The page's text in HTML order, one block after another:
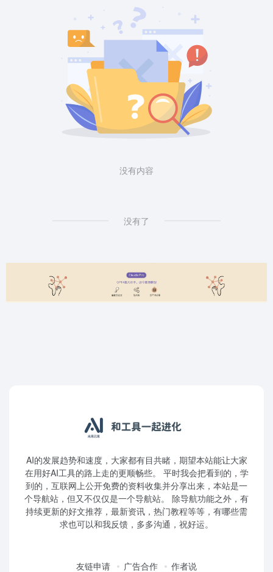
没有内容
没有了
AI的发展趋势和速度，大家都有目共睹，期望本站能让大家
在用好AI工具的路上走的更顺畅些。 平时我会把看到的，学
到的，互联网上公开免费的资料收集并分享出来，本站是一
个导航站，但又不仅仅是一个导航站。 除导航功能之外，有
持续更新的好文推荐，最新资讯，热门教程等等，有哪些需
求也可以和我反馈，多多沟通，祝好运。
友链申请 广告合作 作者说